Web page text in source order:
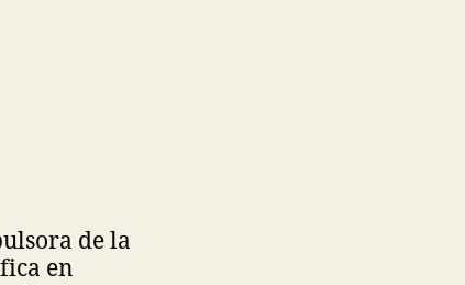
de la
en